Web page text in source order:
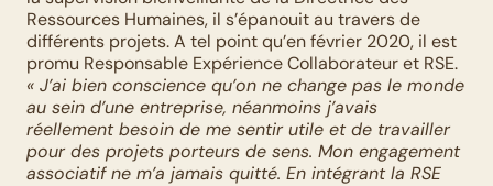
Ressources Humaines, il s’épanouit au travers de
différents projets. A tel point qu’en février 2020, il est
« J’ai bien conscience qu’on ne change pas le monde
au sein d’une entreprise, néanmoins j’avais
réellement besoin de me sentir utile et de travailler
pour des projets porteurs de sens. Mon engagement
associatif ne m’a jamais quitté. En intégrant la RSE